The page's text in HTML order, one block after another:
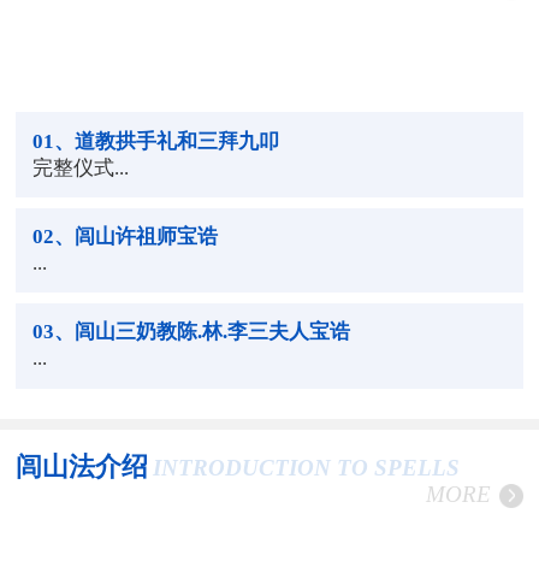
01 、道教拱手礼和三拜九叩
完整仪式...
02、闾山许祖师宝诰
...
03、闾山三奶教陈.林.李三夫人宝诰
...
闾山法介绍 INTRODUCTION TO SPELLS
MORE